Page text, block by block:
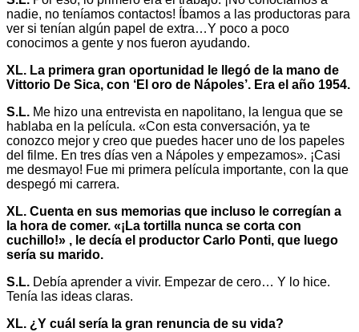
nadie, no teníamos contactos! Íbamos a las productoras para
ver si tenían algún papel de extra…Y poco a poco
conocimos a gente y nos fueron ayudando.
XL. La primera gran oportunidad le llegó de la mano de
Vittorio De Sica, con ‘El oro de Nápoles’. Era el año 1954.
S.L. Me hizo una entrevista en napolitano, la lengua que se
hablaba en la película. «Con esta conversación, ya te
conozco mejor y creo que puedes hacer uno de los papeles
del filme. En tres días ven a Nápoles y empezamos». ¡Casi
me desmayo! Fue mi primera película importante, con la que
despegó mi carrera.
XL. Cuenta en sus memorias que incluso le corregían a
la hora de comer. «¡La tortilla nunca se corta con
cuchillo!» , le decía el productor Carlo Ponti, que luego
sería su marido.
S.L. Debía aprender a vivir. Empezar de cero… Y lo hice.
Tenía las ideas claras.
XL. ¿Y cuál sería la gran renuncia de su vida?